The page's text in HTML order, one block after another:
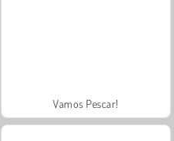
Vamos Pescar!